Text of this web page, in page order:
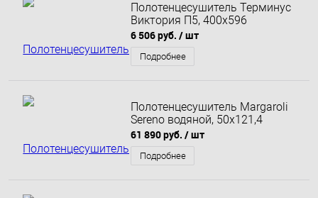
Полотенцесушитель Терминус
Виктория П5, 400х596
6 506 руб. / шт
Подробнее
Полотенцесушитель Margaroli
Sereno водяной, 50x121,4
61 890 руб. / шт
Подробнее